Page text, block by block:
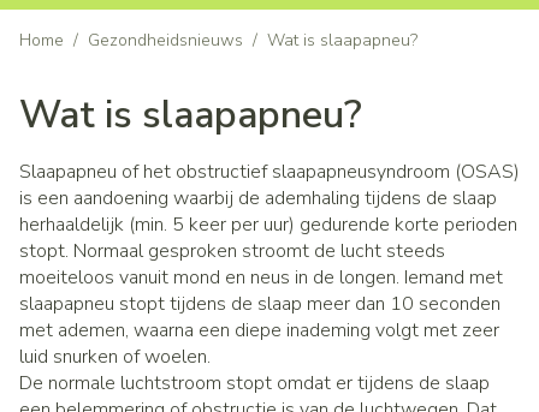
Home / Gezondheidsnieuws / Wat is slaapapneu?
Wat is slaapapneu?
Slaapapneu of het obstructief slaapapneusyndroom (OSAS)
is een aandoening waarbij de ademhaling tijdens de slaap
herhaaldelijk (min. 5 keer per uur) gedurende korte perioden
stopt. Normaal gesproken stroomt de lucht steeds
moeiteloos vanuit mond en neus in de longen. Iemand met
slaapapneu stopt tijdens de slaap meer dan 10 seconden
met ademen, waarna een diepe inademing volgt met zeer
luid snurken of woelen.
De normale luchtstroom stopt omdat er tijdens de slaap